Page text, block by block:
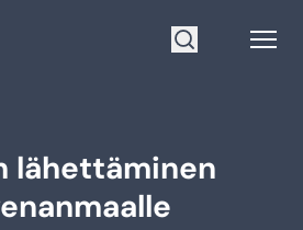
lähettäminen